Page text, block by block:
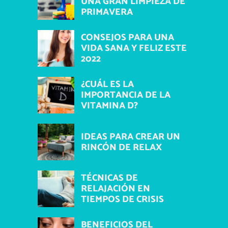
PRIMAVERA
CONSEJOS PARA UNA
VIDA SANA Y FELIZ ESTE
2022
¿CUÁL ES LA
IMPORTANCIA DE LA
VITAMINA D?
IDEAS PARA CREAR UN
RINCÓN DE RELAX
TÉCNICAS DE
RELAJACIÓN EN
TIEMPOS DE CRISIS
BENEFICIOS DEL